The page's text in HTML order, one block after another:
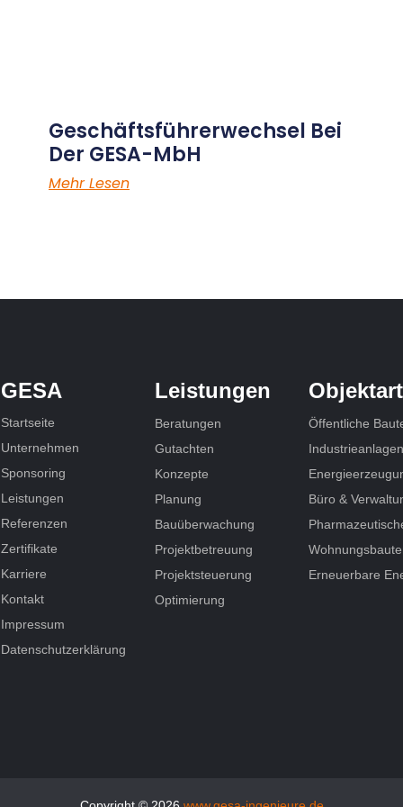
Geschäftsführerwechsel Bei
Der GESA-MbH
Mehr Lesen
GESA
Startseite
Unternehmen
Sponsoring
Leistungen
Referenzen
Zertifikate
Karriere
Kontakt
Impressum
Datenschutzerklärung
Leistungen
Beratungen
Gutachten
Konzepte
Planung
Bauüberwachung
Projektbetreuung
Projektsteuerung
Optimierung
Öffentliche
Industrieanlagen
Büro &
Erneuerbare